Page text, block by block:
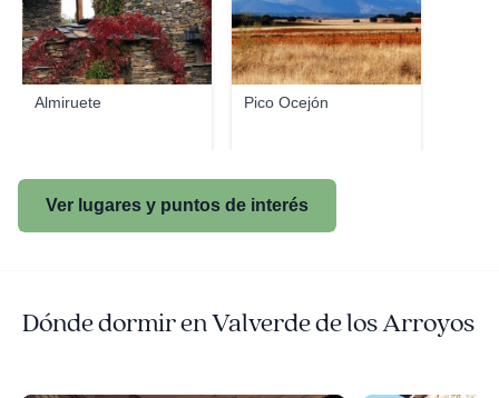
Almiruete Pico Ocejón
Ver lugares y puntos de interés
Dónde dormir en Valverde de los Arroyos